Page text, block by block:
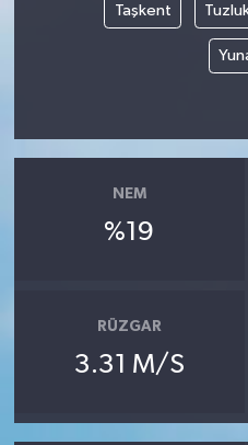
Taşkent
NEM
%19
RÜZGAR
3.31 M/S